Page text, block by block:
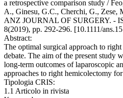
a retrospective comparison study /
A., Ginesu, G.C., Cherchi, G., Zese,
ANZ JOURNAL OF SURGERY. -
8(2019), pp. 292-296. [10.1111/
Abstract:
The optimal surgical approach to
debate. The aim of the present study
long-term outcomes of laparoscopic
approaches to right hemicolectomy
Tipologia CRIS:
1.1 Articolo in rivista